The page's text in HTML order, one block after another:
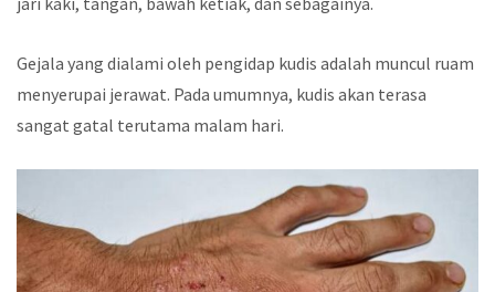
Gejala yang dialami oleh pengidap kudis adalah muncul ruam
menyerupai jerawat. Pada umumnya, kudis akan terasa
sangat gatal terutama malam hari.